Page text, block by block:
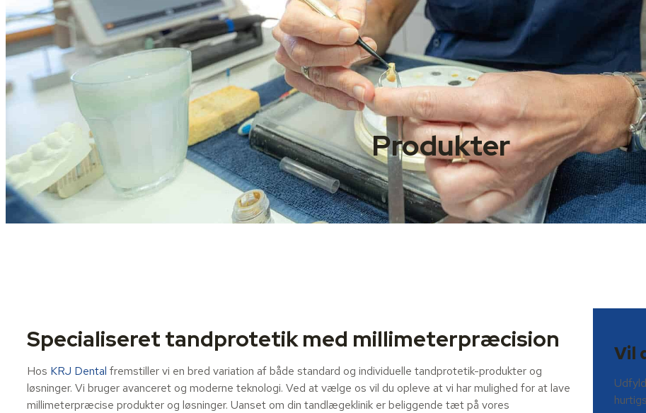
Produkter
Specialiseret tandprotetik med millimeterpræcision
Hos KRJ Dental fremstiller vi en bred variation af både standard og individuelle tandprotetik-produkter og
løsninger. Vi bruger avanceret og moderne teknologi. Ved at vælge os vil du opleve at vi har mulighed for at lave
millimeterpræcise produkter og løsninger. Uanset om din tandlægeklinik er beliggende tæt på vores
Vil